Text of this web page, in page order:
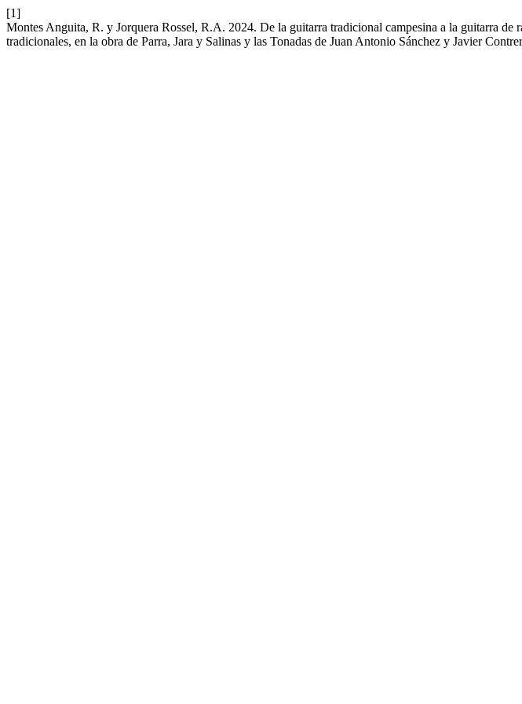
[1]
Montes Anguita, R. y Jorquera Rossel, R.A. 2024. De la guitarra tradicional campesina a la guitarra
tradicionales, en la obra de Parra, Jara y Salinas y las Tonadas de Juan Antonio Sánchez y Javier